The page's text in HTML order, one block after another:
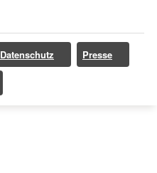
Datenschutz Presse